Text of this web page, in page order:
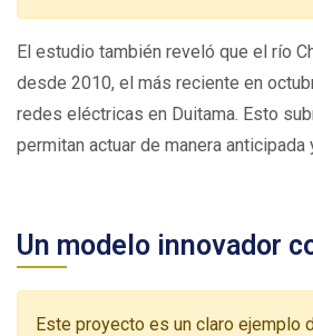
El estudio también reveló que el río
desde 2010, el más reciente en
redes eléctricas en Duitama. Esto
permitan actuar de manera
Un modelo innovador
Este proyecto es un claro ejemplo